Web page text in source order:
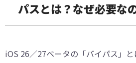
パスとは？なぜ必要な
iOS 26／27ベータの「バイパス」